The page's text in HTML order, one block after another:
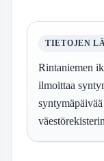
TIETOJEN
Rintaniemen
ilmoittaa